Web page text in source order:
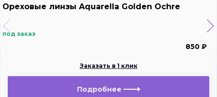
Ореховые линзы Aquarella Golden Ochre
под заказ
850 ₽
Заказать в 1 клик
Подробнее